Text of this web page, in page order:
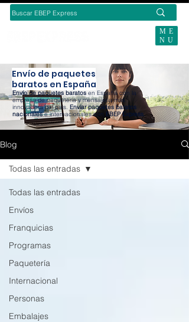
ME
NU
Envío de paquetes
baratos en España
Envío de paquetes baratos en España con la
empresa de paquetería y mensajería más
innovadora del país. Enviar paquetes baratos
nacionalese internacionales con EBEP Express.
Blog
Todas las entradas
Envíos
Franquicias
Programas
Paquetería
Internacional
Personas
Embalajes
Todas las entradas